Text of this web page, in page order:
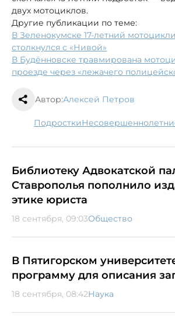
двух мотоциклов.
Другие публикации по теме:
В Зеленокумске 17-летний
столкнулся с «Нивой»
В Будённовске травмирована
проезде через «лежачего
Автор:Алексей Петров
подростки
Библиотеку Адвокатской
Ставрополья пополнило
этике юриста
18 сентября, 09:03Общество
В Пятигорском
программу для описания
18 сентября, 08:42Наука